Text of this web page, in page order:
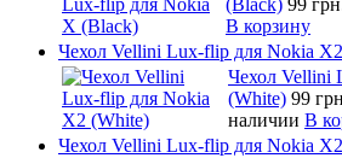
В корзину
Чехол Vellini Lux-flip для Nokia
Чехол Vellini
(White) 99
наличии В
Чехол Vellini Lux-flip для Nokia